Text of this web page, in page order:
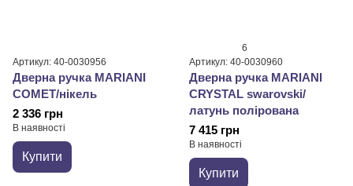
Артикул: 40-0030956
Дверна ручка MARIANI
COMET/нікель
2 336 грн
В наявності
Купити
6
Артикул: 40-0030960
Дверна ручка MARIANI
CRYSTAL swarovski/
латунь полірована
7 415 грн
В наявності
Купити